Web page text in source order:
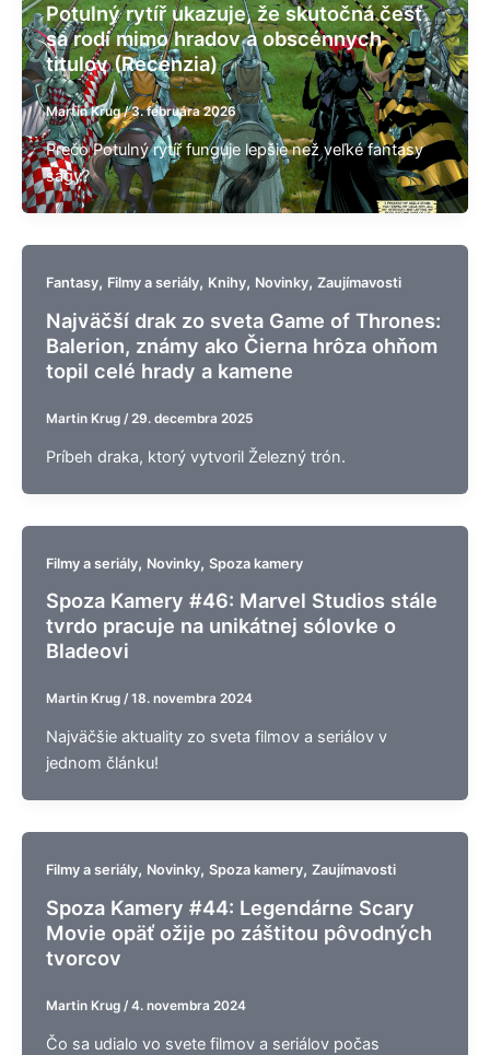
Potulný rytíř ukazuje, že skutočná česť
sa rodí mimo hradov a obscénnych
titulov (Recenzia)
Martin Krug/3. februára 2026
Prečo Potulný rytíř funguje lepšie než veľké fantasy
ságy?
Fantasy, Filmy a seriály, Knihy, Novinky, Zaujímavosti
Najväčší drak zo sveta Game of Thrones:
Balerion, známy ako Čierna hrôza ohňom
topil celé hrady a kamene
Martin Krug / 29. decembra 2025
Príbeh draka, ktorý vytvoril Železný trón.
Filmy a seriály, Novinky, Spoza kamery
Spoza Kamery #46: Marvel Studios stále
tvrdo pracuje na unikátnej sólovke o
Bladeovi
Martin Krug / 18. novembra 2024
Najväčšie aktuality zo sveta filmov a seriálov v
jednom článku!
Filmy a seriály, Novinky, Spoza kamery, Zaujímavosti
Spoza Kamery #44: Legendárne Scary
Movie opäť ožije po záštitou pôvodných
tvorcov
Martin Krug / 4. novembra 2024
Čo sa udialo vo svete filmov a seriálov počas